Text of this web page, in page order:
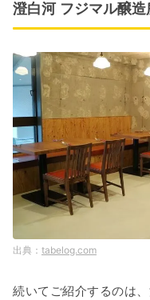
澄白河 フジマル醸造
tabelog.com
続いてご紹介するのは